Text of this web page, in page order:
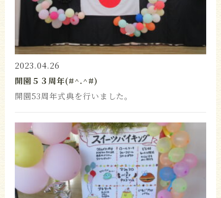
2023.04.26
開園５３周年(#^.^#)
開園53周年式典を行いました。